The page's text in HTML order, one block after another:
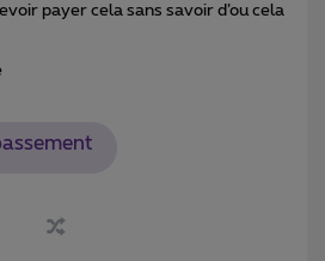
payer cela sans savoir d’ou cela